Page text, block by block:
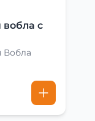
вобла с
Вобла